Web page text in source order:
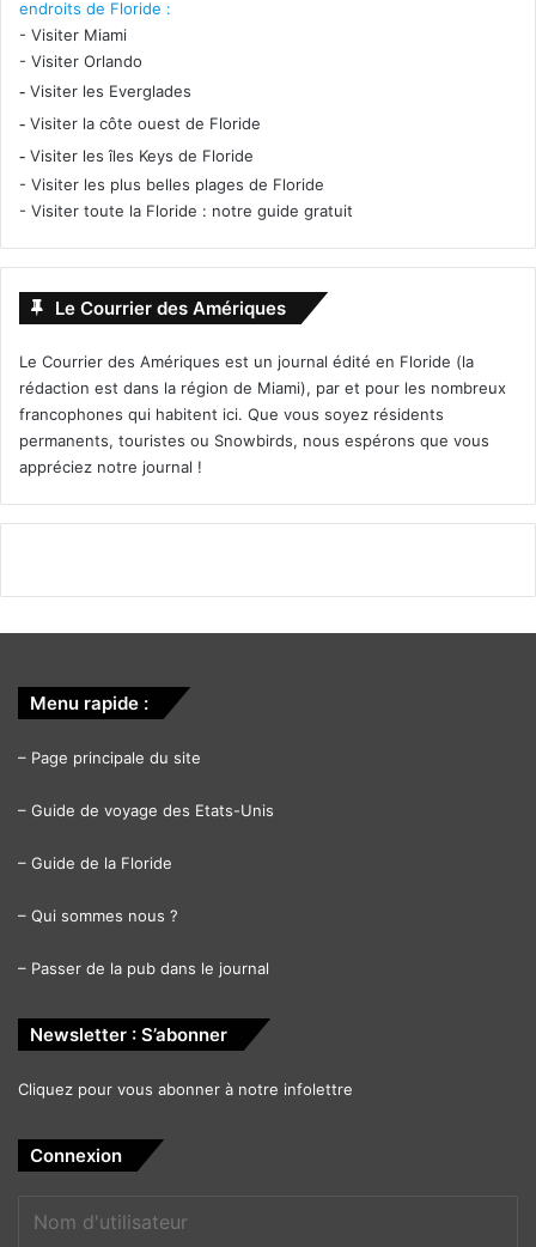
endroits de Floride :
- Visiter Miami
- Visiter Orlando
- Visiter les Everglades
- Visiter la côte ouest de Floride
- Visiter les îles Keys de Floride
- Visiter les plus belles plages de Floride
- Visiter toute la Floride : notre guide gratuit
Le Courrier des Amériques
Le Courrier des Amériques est un journal édité en Floride (la
rédaction est dans la région de Miami), par et pour les nombreux
francophones qui habitent ici. Que vous soyez résidents
permanents, touristes ou Snowbirds, nous espérons que vous
appréciez notre journal !
Menu rapide :
– Page principale du site
– Guide de voyage des Etats-Unis
– Guide de la Floride
– Qui sommes nous ?
– Passer de la pub dans le journal
Newsletter : S’abonner
Cliquez pour vous abonner à notre infolettre
Connexion